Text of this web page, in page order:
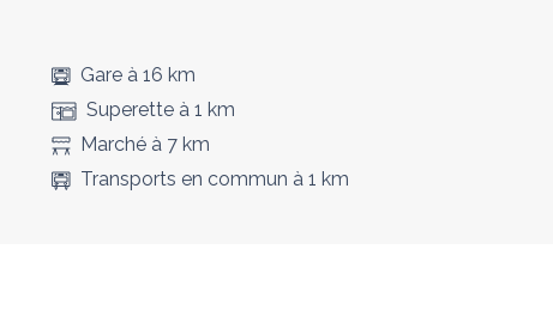
Gareà 16 km
Superetteà 1 km
Marchéà 7 km
Transports en commun à 1 km